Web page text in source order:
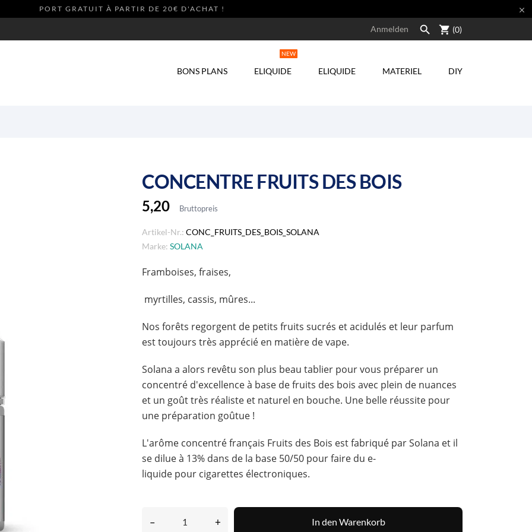
PORT GRATUIT À PARTIR DE 20€ D'ACHAT ! 
Anmelden  shopping_cart (0)
BONS PLANS ELIQUIDE
NEW
ELIQUIDE MATERIEL DIY
CONCENTRE FRUITS DES BOIS
5,20 Bruttopreis
Artikel-Nr.: CONC_FRUITS_DES_BOIS_SOLANA
Marke: SOLANA
Framboises, fraises,
myrtilles, cassis, mûres...
Nos forêts regorgent de petits fruits sucrés et acidulés et leur parfum
est toujours très apprécié en matière de vape.
Solana a alors revêtu son plus beau tablier pour vous préparer un
concentré d'excellence à base defruits des bois avec plein de nuances
et un goût très réaliste et naturel en bouche. Une belle réussite pour
une préparation goûtue !
L'arôme concentréfrançais Fruits des Bois est fabriqué parSolana et il
se dilue à 13% dans de la base 50/50 pour faire du e-
liquide pour cigarettes électroniques.
– + In den Warenkorb